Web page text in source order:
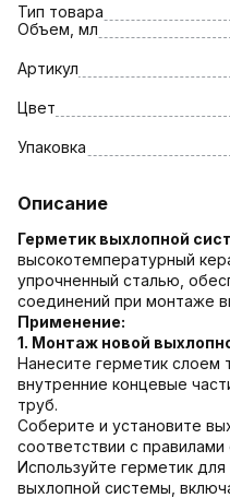
Тип товара
Объем, мл
Артикул
Цвет
Упаковка
Описание
Герметик выхлопной
высокотемпературный
упрочненный сталью,
соединений при монтаже
Применение:
1. Монтаж новой
Нанесите герметик
внутренние концевые
труб.
Соберите и установите
соответствии с правилами
Используйте герметик
выхлопной системы,